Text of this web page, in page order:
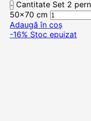
Cantitate Set 2
50x70 cm
Adaugă în coș
-16% Stoc epuizat